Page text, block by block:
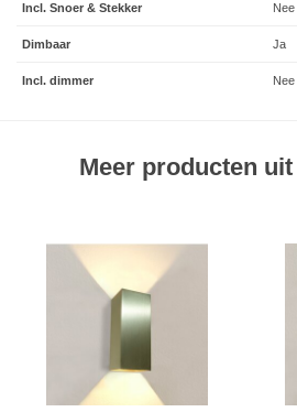
Incl. Snoer & Stekker Nee
Dimbaar Ja
Incl. dimmer Nee
Meer producten